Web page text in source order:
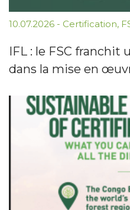
10.07.2026 - Certification,
IFL : le FSC franchit
dans la mise en